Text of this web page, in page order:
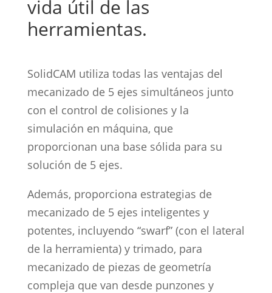
vida útil de las
herramientas.
SolidCAM utiliza todas las ventajas del
mecanizado de 5 ejes simultáneos junto
con el control de colisiones y la
simulación en máquina, que
proporcionan una base sólida para su
solución de 5 ejes.
Además, proporciona estrategias de
mecanizado de 5 ejes inteligentes y
potentes, incluyendo “swarf” (con el lateral
de la herramienta) y trimado, para
mecanizado de piezas de geometría
compleja que van desde punzones y